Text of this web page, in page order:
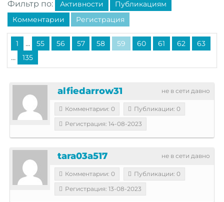
Фильтр по: Активности
Публикациям
Комментарии
Регистрация
1 ... 55 56 57 58 59 60 61 62 63
... 135
не в сети давно
alfiedarrow31
Комментарии: 0
Публикации: 0
Регистрация: 14-08-2023
не в сети давно
tara03a517
Комментарии: 0
Публикации: 0
Регистрация: 13-08-2023